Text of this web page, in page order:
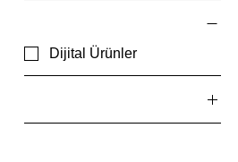
Dijital Ürünler